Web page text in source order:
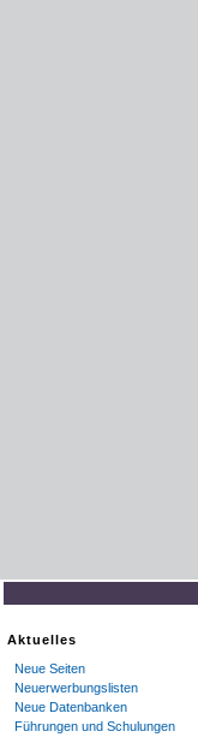
Aktuelles
Neue Seiten
Neuerwerbungslisten
Neue Datenbanken
Führungen und Schulungen